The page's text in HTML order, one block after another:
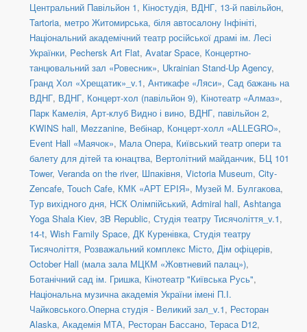
Центральний Павільйон 1, Кіностудія, ВДНГ, 13-й павільйон,
Tartoria, метро Житомирська, біля автосалону Інфініті,
Національний академічний театр російської драмі ім. Лесі
Українки, Pechersk Art Flat, Avatar Space, Концертно-
танцювальний зал «Ровесник», Ukrainian Stand-Up Agency,
Гранд Хол «Хрещатик»_v.1, Антикафе «Ляси», Сад бажань на
ВДНГ, ВДНГ, Концерт-хол (павільйон 9), Кінотеатр «Алмаз»,
Парк Камелія, Арт-клуб Видно і вино, ВДНГ, павільйон 2,
KWINS hall, Mezzanine, Вебінар, Концерт-холл «ALLEGRO»,
Event Hall «Маячок», Мала Опера, Київський театр опери та
балету для дітей та юнацтва, Вертолітний майданчик, БЦ 101
Tower, Veranda on the river, Шпаківня, Victoria Museum, City-
Zencafe, Touch Cafe, КМК «АРТ ЕРІЯ», Музей М. Булгакова,
Тур вихідного дня, НСК Олімпійський, Admiral hall, Ashtanga
Yoga Shala Kiev, 3B Republic, Студія театру Тисячоліття_v.1,
14-t, Wish Family Space, ДК Куренівка, Студія театру
Тисячоліття, Розважальний комплекс Місто, Дім офіцерів,
October Hall (мала зала МЦКМ «Жовтневий палац»),
Ботанічний сад ім. Гришка, Кінотеатр "Київська Русь",
Національна музична академія України імені П.І.
Чайковського.Оперна студія - Великий зал_v.1, Ресторан
Alaska, Академія МТА, Ресторан Бассано, Тераса D12,